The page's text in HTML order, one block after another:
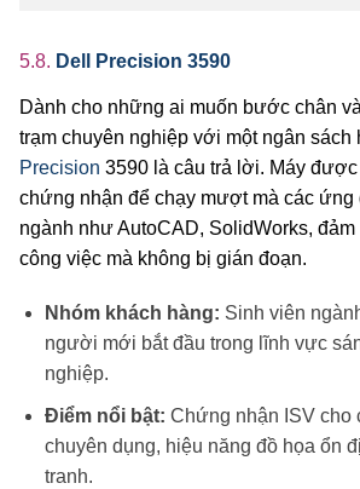
5.8. Dell Precision 3590
Dành cho những ai muốn bước chân
trạm chuyên nghiệp với một ngân sách
Precision 3590 là câu trả lời. Máy
chứng nhận để chạy mượt mà các ứng
ngành như AutoCAD, SolidWorks,
công việc mà không bị gián đoạn.
Nhóm khách hàng: Sinh viên
người mới bắt đầu trong lĩnh vực
nghiệp.
Điểm nổi bật: Chứng nhận ISV cho
chuyên dụng, hiệu năng đồ họa ổn
tranh.